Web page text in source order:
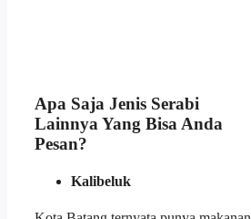
Apa Saja Jenis Serabi
Lainnya Yang Bisa Anda
Pesan?
Kalibeluk